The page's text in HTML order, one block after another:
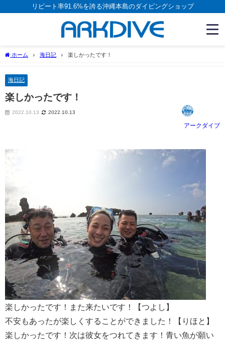
リピート率91.6%を誇る沖縄本島のダイビングショップ
ホーム 海日記 楽しかったです！
海日記
楽しかったです！
2022.10.13 2022.10.13
アークダイブ
楽しかったです！また来たいです！【つよし】
不安もあったが楽しくすることができました！【りほと】
楽しかったです！次は彼女をつれてきます！青い魚が願い